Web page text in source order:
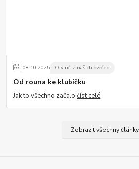
08.10.2025 O vlně z našich oveček
Od rouna ke klubíčku
Jak to všechno začaločíst celé
Zobrazit všechny články